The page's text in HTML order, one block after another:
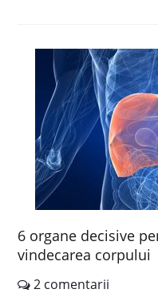
6 organe decisive
vindecarea corpului
2 comentarii